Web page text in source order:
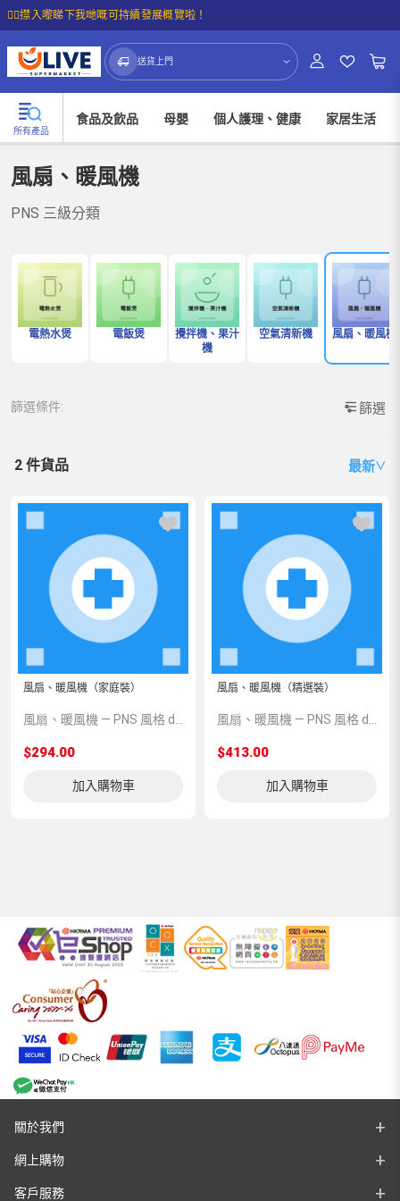
☝🏼㩒入嚟睇下我哋嘅可持續發展概覽啦！
送貨上門
所有產品
食品及飲品 母嬰 個人護理、健康 家居生活
風扇、暖風機
PNS 三級分類
電熱水煲 電飯煲
攪拌機、果汁
機
空氣清新機 風扇、暖風機
篩選條件: 篩選
2 件貨品 最新∨
風扇、暖風機（家庭裝）
$294.00
加入購物車
風扇、暖風機（精選裝）
$413.00
加入購物車
關於我們
網上購物
客戶服務